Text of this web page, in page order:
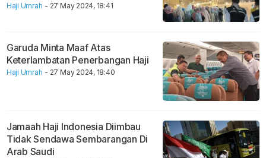
Haji Umrah - 27 May 2024, 18:41
Garuda Minta Maaf Atas
Keterlambatan Penerbangan Haji
Haji Umrah - 27 May 2024, 18:40
Jamaah Haji Indonesia Diimbau
Tidak Sendawa Sembarangan Di
Arab Saudi